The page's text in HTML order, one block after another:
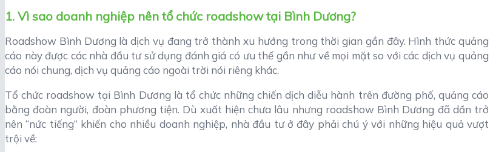
1. Vì sao doanh nghiệp nên tổ chức roadshow tại Bình Dương?
Roadshow Bình Dương là dịch vụ đang trở thành xu hướng trong thời gian gần đây. Hình thức quảng
cáo này được các nhà đầu tư sử dụng đánh giá có ưu thế gần như về mọi mặt so với các dịch vụ quảng
cáo nói chung, dịch vụ quảng cáo ngoài trời nói riêng khác.
Tổ chức roadshow tại Bình Dương là tổ chức những chiến dịch diễu hành trên đường phố, quảng cáo
bằng đoàn người, đoàn phương tiện. Dù xuất hiện chưa lâu nhưng roadshow Bình Dương đã dần trở
nên “nức tiếng” khiến cho nhiều doanh nghiệp, nhà đầu tư ở đây phải chú ý với những hiệu quả vượt
trội về: